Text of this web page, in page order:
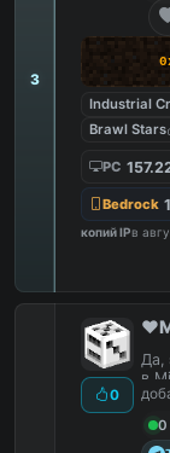
3
Industrial
Brawl Stars
PC
Bedrock
копий IPв
0
Да,
в
0